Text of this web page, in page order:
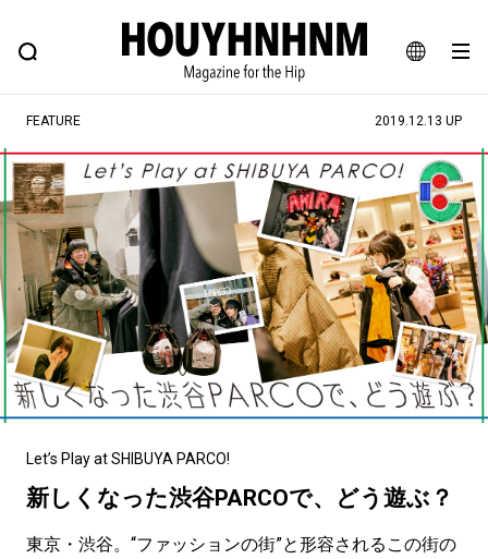
JA
EN
FEATURE BLOG SNAP
ヒップなファッション、カルチャー、ライフスタイルWEBマガジン
#注目のタグ
#SHOPPING ADDICT #憧れの逸品
#ESSENTIAL DESIGNS #古着サミット
#NEW VINTAGE #マイナーグッド図鑑
#路地裏てぃーん。 #MONTHLY JOURNAL
#GH 銘品の所以 #フイナムのYouTube
#Commune H #FOCUS IT #AH.H
#ととけん #FASHION
#LIFESTYLE #SNEAKER #OUTDOOR
FEATURE 2019.12.13 UP
Let’s Play at SHIBUYA PARCO!
新しくなった渋谷PARCOで、どう遊ぶ？
東京・渋谷。“ファッションの街”と形容されるこの街の